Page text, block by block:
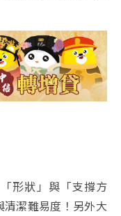
形狀」與「支撐方
潔難易度！另外大